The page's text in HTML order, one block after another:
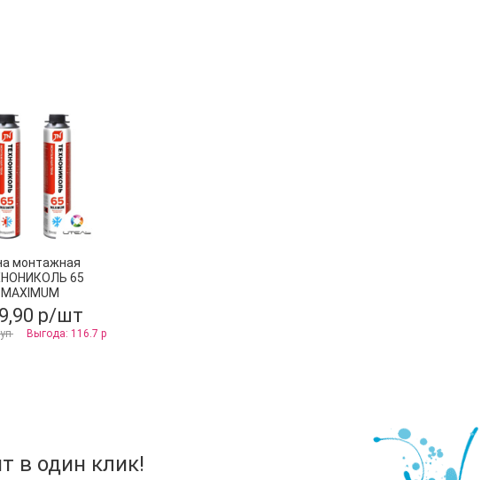
монтажная
65
MAXIMUM
р/шт
Выгода: 116.7 р
в один клик!